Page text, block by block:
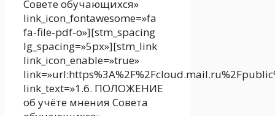
Совете обучающихся»
link_icon_fontawesome=»fa
fa-file-pdf-o»][stm_spacing
lg_spacing=»5px»][stm_link
link_icon_enable=»true»
link_text=»1.6. ПОЛОЖЕНИЕ
об учёте мнения Совета